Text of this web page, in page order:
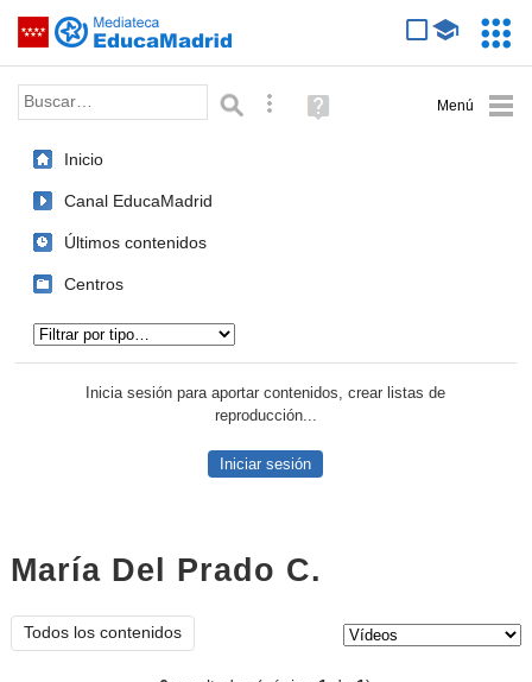
Saltar navegación
Palabra o frase: Búsqueda avanzada
Ayuda
(en
Inicio
Canal EducaMadrid
Últimos contenidos
Centros
Inicia sesión para aportar contenidos, crear listas de
reproducción...
Iniciar sesión
María Del Prado C.
Todos los contenidos